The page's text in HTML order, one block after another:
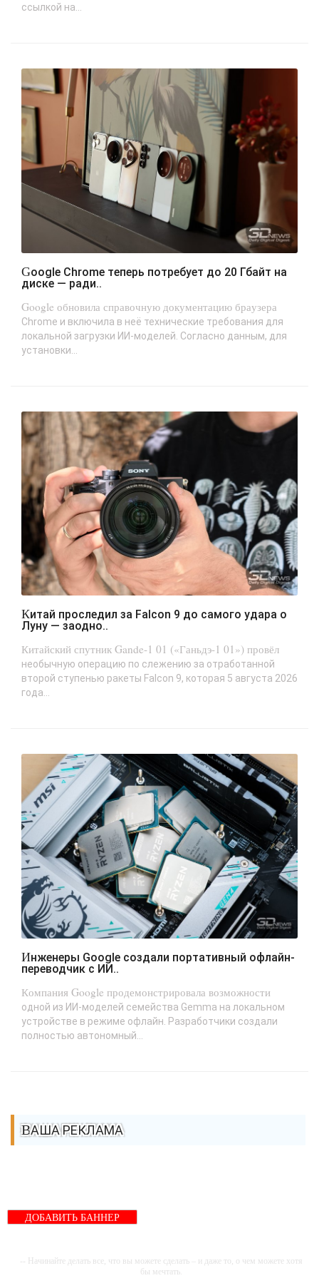
ссылкой на...
Google Chrome теперь потребует до 20 Гбайт на
диске — ради..
Google обновила справочную документацию браузера
Chrome и включила в неё технические требования для
локальной загрузки ИИ-моделей. Согласно данным, для
установки...
Китай проследил за Falcon 9 до самого удара о
Луну — заодно..
Китайский спутник Gande-1 01 («Ганьдэ-1 01») провёл
необычную операцию по слежению за отработанной
второй ступенью ракеты Falcon 9, которая 5 августа 2026
года...
Инженеры Google создали портативный офлайн-
переводчик с ИИ..
Компания Google продемонстрировала возможности
одной из ИИ-моделей семейства Gemma на локальном
устройстве в режиме офлайн. Разработчики создали
полностью автономный...
ВАША РЕКЛАМА
ДОБАВИТЬ БАННЕР
-- Начинайте делать все, что вы можете сделать – и даже то, о чем можете хотя
бы мечтать.